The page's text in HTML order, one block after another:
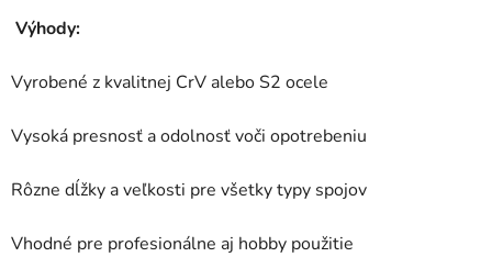
Výhody:
Vyrobené z kvalitnej CrV alebo S2 ocele
Vysoká presnosť a odolnosť voči opotrebeniu
Rôzne dĺžky a veľkosti pre všetky typy spojov
Vhodné pre profesionálne aj hobby použitie